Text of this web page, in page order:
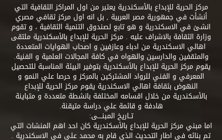
مركز الحرية للإبداع بالأسكندرية يعتبر من اول المراكز الثقافية التي
أنشأت في جمهورية مصر العربية , بل انه اول مركز ثقافي مصري
انشئ في الاسكندرية و هو تابع لصندوق التنمية الثقافية ، و تقوم
وزارة الثقافة بالاشراف عليه . مركز الحرية للإبداع بالأسكندرية ملتقى
اهالي الاسكندرية من ادباء وعازفين و اصحاب الهوايات المتعددة
والمثقفين والدارسين والهواه في كافة المجالات العلمية و الفنية.
يقوم مركز الحرية للإبداع بالأسكندرية بتوفير البيئة المناسبة للتحصيل
المعرفي و الفني للرواد المشتركين بالمركز و حرصا علي النمو و
النهوض بثقافة اهالي الاسكندرية يقوم مركز الحرية للإبداع
بالأسكندرية من خلال اقسامه المختلفة بانشطة متعددة و متباينة
هادفة و قائمة علي دراسة متيقنة.
تــاريخ المبنــــى:
اما مبني مركز الحرية للإبداع بالأسكندرية كان احد اهم المنشات التي
تم بنائه في اطار التحديث الذي قام به محمد علي في الاسكندرية .